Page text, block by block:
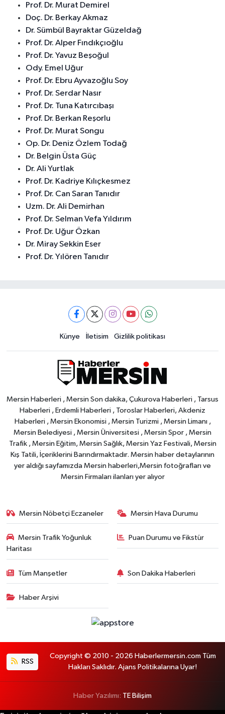
Prof. Dr. Murat Demirel
Doç. Dr. Berkay Akmaz
Dr. Sümbül Bayraktar Güzeldağ
Prof. Dr. Alper Fındıkçıoğlu
Prof. Dr. Yavuz Beşoğul
Ody. Emel Uğur
Prof. Dr. Ebru Ayvazoğlu Soy
Prof. Dr. Serdar Nasır
Prof. Dr. Tuna Katırcıbaşı
Prof. Dr. Berkan Reşorlu
Prof. Dr. Murat Songu
Op. Dr. Deniz Özlem Todağ
Dr. Belgin Üsta Güç
Dr. Ali Yurtlak
Prof. Dr. Kadriye Kılıçkesmez
Prof. Dr. Can Saran Tanıdır
Uzm. Dr. Ali Demirhan
Prof. Dr. Selman Vefa Yıldırım
Prof. Dr. Uğur Özkan
Dr. Miray Sekkin Eser
Prof. Dr. Yılören Tanıdır
Künye İletisim Gizlilik politikası
Mersin Haberleri , Mersin Son dakika, Çukurova Haberleri , Tarsus
Haberleri , Erdemli Haberleri , Toroslar Haberleri, Akdeniz
Haberleri , Mersin Ekonomisi , Mersin Turizmi , Mersin Limanı ,
Mersin Belediyesi , Mersin Üniversitesi , Mersin Spor , Mersin
Trafik , Mersin Eğitim, Mersin Sağlık, Mersin Yaz Festivali, Mersin
Kış Tatili, İçeriklerini Barındırmaktadır. Mersin haber detaylarının
yer aldığı sayfamızda Mersin haberleri,Mersin fotoğrafları ve
Mersin Firmaları ilanları yer alıyor
Mersin Nöbetçi Eczaneler Mersin Hava Durumu
Mersin Trafik Yoğunluk
Haritası
Puan Durumu ve Fikstür
Tüm Manşetler Son Dakika Haberleri
Haber Arşivi
RSS
Copyright © 2010 - 2026 Haberlermersin.com Tüm
Hakları Saklıdır. Ajans Politikalarına Uyar!
Haber Yazılımı: TE Bilişim